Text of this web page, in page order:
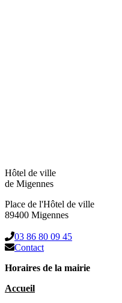
Hôtel de ville
de Migennes
Place de l'Hôtel de ville
89400 Migennes
03 86 80 09 45
Contact
Horaires de la mairie
Accueil